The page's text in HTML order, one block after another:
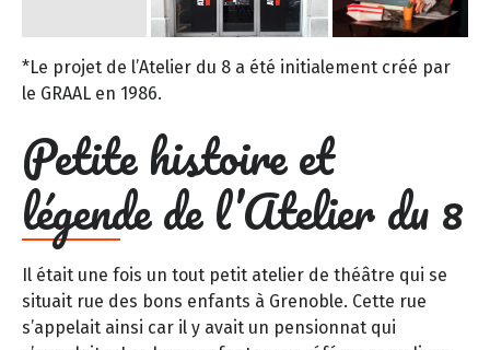
*Le projet de l’Atelier du 8 a été initialement créé par
le GRAAL en 1986.
Petite histoire et
légende de l’Atelier du 8
Il était une fois un tout petit atelier de théâtre qui se
situait rue des bons enfants à Grenoble. Cette rue
s’appelait ainsi car il y avait un pensionnat qui